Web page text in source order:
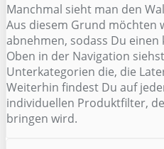
Manchmal sieht man den
Aus diesem Grund möchten
abnehmen, sodass Du
Oben in der Navigation
Unterkategorien die, die
Weiterhin findest Du auf
individuellen Produktfilter,
bringen wird.